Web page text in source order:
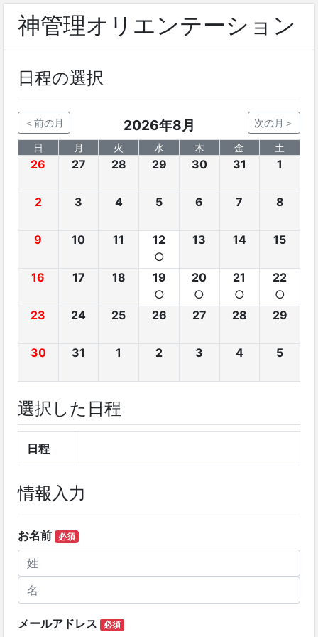
神管理オリエンテーション
日程の選択
＜前の月 2026年8月 次の月＞
日 月 火 水 木 金 土
26 27 28 29 30 31 1
2 3 4 5 6 7 8
9 10 11
12
○
13 14 15
16 17 18
19
○
20
○
21
○
22
○
23
24 25 26 27 28 29
30 31 1 2 3 4 5
選択した日程
日程
情報入力
お名前 必須
メールアドレス 必須